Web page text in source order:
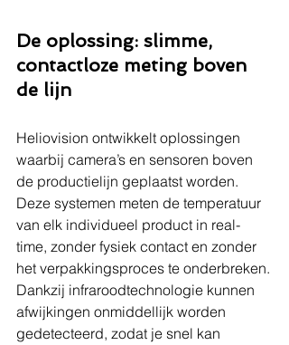
De oplossing: slimme,
contactloze meting boven
de lijn
Heliovision ontwikkelt oplossingen
waarbij camera’s en sensoren boven
de productielijn geplaatst worden.
Deze systemen meten de temperatuur
van elk individueel product in real-
time, zonder fysiek contact en zonder
het verpakkingsproces te onderbreken.
Dankzij infraroodtechnologie kunnen
afwijkingen onmiddellijk worden
gedetecteerd, zodat je snel kan